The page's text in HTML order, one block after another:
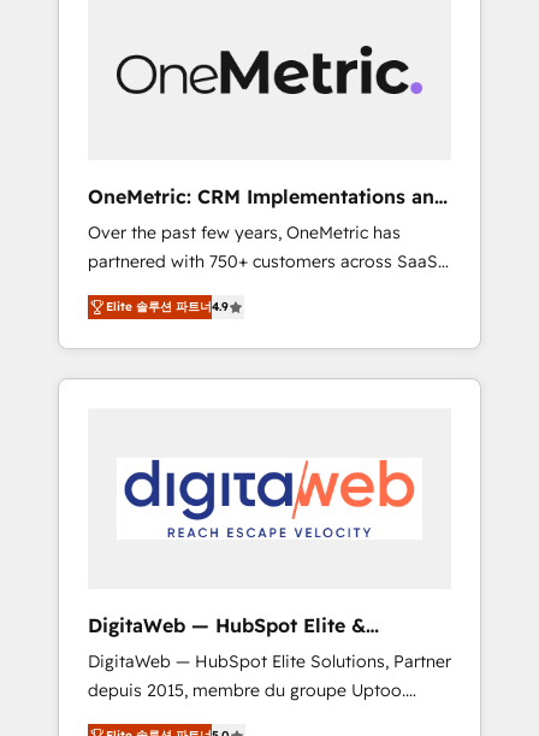
architecture 🔗 CRM migrations & End to end
integrations 🤖 AI workflows & enrichment 📘
rely on for scalable revenue insights.
OneMetric: CRM Implementations and
GTM engineering
Over the past few years, OneMetric has
partnered with 750+ customers across SaaS,
fintech, healthcare, real estate, and other
industries. With 150+ HubSpot-certified
experts, we deliver scalable solutions to
complex GTM and RevOps challenges. Our
smooth setup tailored to your GTM motion.
🔹 Migrations: Move from other CRMs to
HubSpot without data loss or downtime. 🔹
stack for better adoption. 🔹 Custom
Solutions: Build tailored apps, workflows, and
configurations. We are SOC 2 Type II and ISO
27001 certified, reinforcing our commitment
Elite 솔루션 파트너4.9
DigitaWeb — HubSpot Elite &
Intégrations ERP
DigitaWeb — HubSpot Elite Solutions, Partner
depuis 2015, membre du groupe Uptoo.
Nous aidons les ETI et PME B2B à unifier